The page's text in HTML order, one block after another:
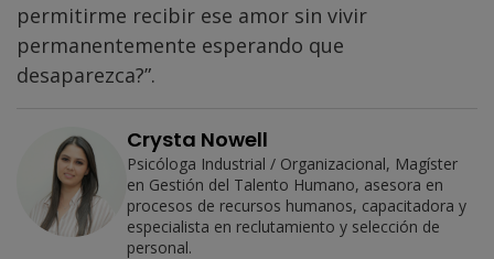
permitirme recibir ese amor sin vivir
permanentemente esperando que
desaparezca?”.
Crysta Nowell
Psicóloga Industrial / Organizacional, Magíster
en Gestión del Talento Humano, asesora en
procesos de recursos humanos, capacitadora y
especialista en reclutamiento y selección de
personal.